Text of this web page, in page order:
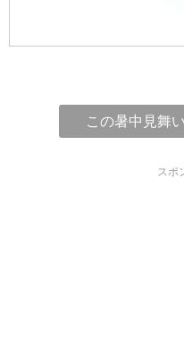
この暑中見舞
スポ